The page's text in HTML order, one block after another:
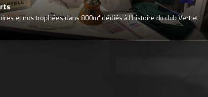
et nos trophées dans 800m² dédiés à l’histoire du club Vert et